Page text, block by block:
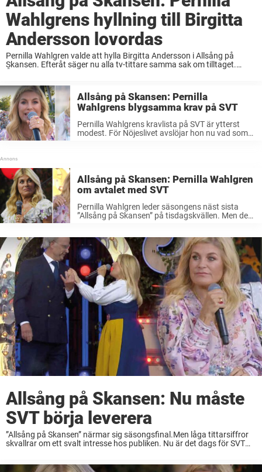
Wahlgrens hyllning till Birgitta
Andersson lovordas
Pernilla Wahlgren valde att hylla Birgitta Andersson i Allsång på
Skansen. Efteråt säger nu alla tv-tittare samma sak om tilltaget.
Allsång på Skansen: Pernilla
Wahlgrens blygsamma krav på SVT
Pernilla Wahlgrens kravlista på SVT är ytterst
modest. För Nöjeslivet avslöjar hon nu vad som
Allsång på Skansen: Pernilla Wahlgren
om avtalet med SVT
Pernilla Wahlgren leder säsongens näst sista
”Allsång på Skansen” på tisdagskvällen. Men det
säger hon till ...
Allsång på Skansen: Nu måste
SVT börja leverera
”Allsång på Skansen” närmar sig säsongsfinal.Men låga tittarsiffror
skvallrar om ett svalt intresse hos publiken. Nu är det dags för SVT